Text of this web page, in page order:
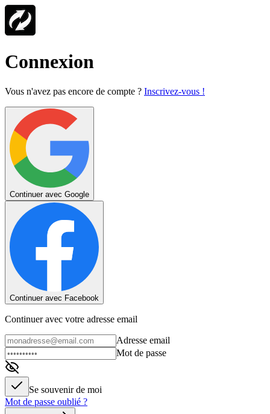
Connexion
Vous n'avez pas encore de compte ? Inscrivez-vous !
Continuer avec Google
Continuer avec Facebook
Continuer avec votre adresse email
Adresse email
Mot de passe
Se souvenir de moi
Mot de passe oublié ?